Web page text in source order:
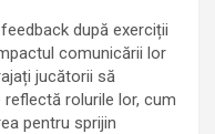
după exerciții
comunicării lor
jucătorii să
rolurile lor, cum
pentru sprijin